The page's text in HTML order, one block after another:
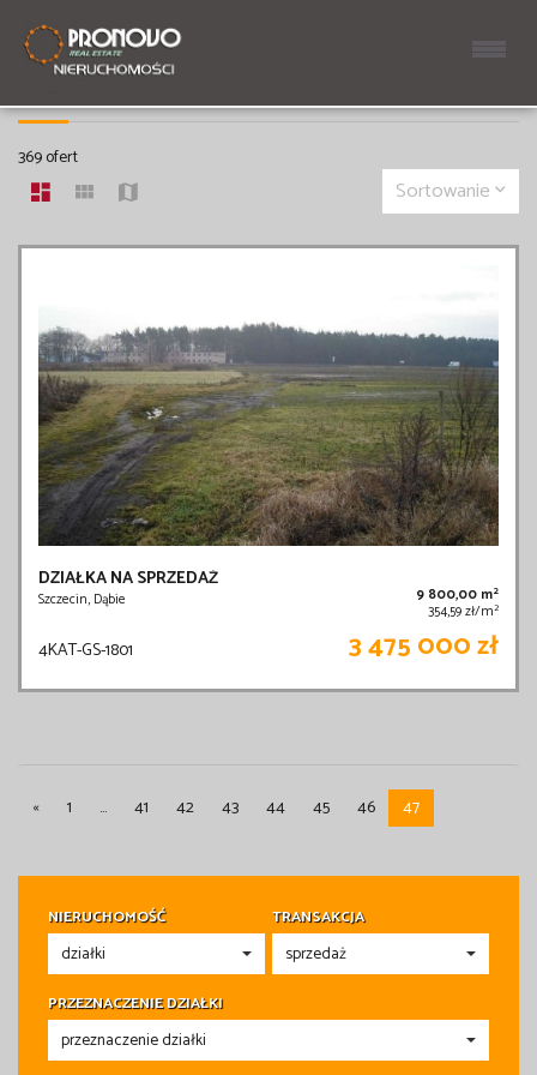
DZIAŁKI NA SPRZEDAŻ
369 ofert
Sortowanie
DZIAŁKA NA SPRZEDAŻ
Szczecin, Dąbie 9 800,00 m2
354,59 zł/m2
4KAT-GS-1801 3 475 000 zł
« 1 ... 41 42 43 44 45 46 47
NIERUCHOMOŚĆ TRANSAKCJA
PRZEZNACZENIE DZIAŁKI